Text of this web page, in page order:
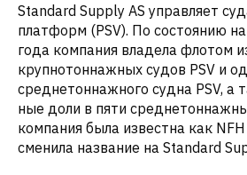
Standard Supply AS управляет
платформ (PSV). По состоянию
года компания владела флотом
крупнотоннажных судов PSV и
среднетоннажного судна PSV, а
ные доли в пяти
компания была известна как
сменила название на Standard